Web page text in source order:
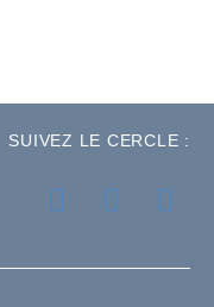
SUIVEZ LE CERCLE :